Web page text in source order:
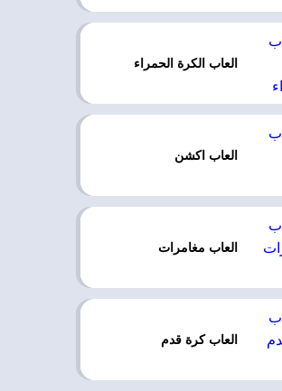
العاب الكرة الحمراء
العاب اكشن
العاب مغامرات
العاب كرة قدم